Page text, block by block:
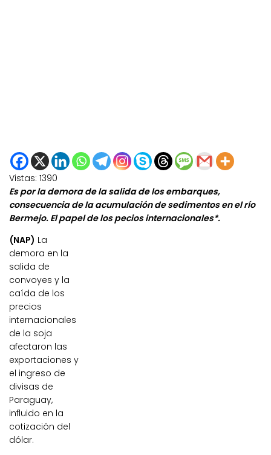
Vistas: 1390
Es por la demora de la salida de los embarques,
consecuencia de la acumulación de sedimentos en el río
Bermejo. El papel de los pecios internacionales*.
(NAP) La
demora en la
salida de
convoyes y la
caída de los
precios
internacionales
de la soja
afectaron las
exportaciones y
el ingreso de
divisas de
Paraguay,
influido en la
cotización del
dólar.